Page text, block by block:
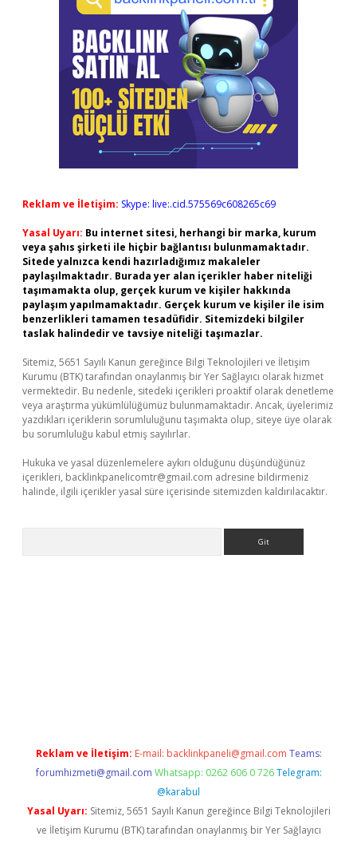
Reklam ve İletişim: Skype: live:.cid.575569c608265c69
Yasal Uyarı: Bu internet sitesi, herhangi bir marka, kurum
veya şahıs şirketi ile hiçbir bağlantısı bulunmamaktadır.
Sitede yalnızca kendi hazırladığımız makaleler
paylaşılmaktadır. Burada yer alan içerikler haber niteliği
taşımamakta olup, gerçek kurum ve kişiler hakkında
paylaşım yapılmamaktadır. Gerçek kurum ve kişiler ile isim
benzerlikleri tamamen tesadüfidir. Sitemizdeki bilgiler
taslak halindedir ve tavsiye niteliği taşımazlar.
Sitemiz, 5651 Sayılı Kanun gereğince Bilgi Teknolojileri ve İletişim
Kurumu (BTK) tarafından onaylanmış bir Yer Sağlayıcı olarak hizmet
vermektedir. Bu nedenle, sitedeki içerikleri proaktif olarak denetleme
veya araştırma yükümlülüğümüz bulunmamaktadır. Ancak, üyelerimiz
yazdıkları içeriklerin sorumluluğunu taşımakta olup, siteye üye olarak
bu sorumluluğu kabul etmiş sayılırlar.
Hukuka ve yasal düzenlemelere aykırı olduğunu düşündüğünüz
içerikleri, backlinkpanelicomtr@gmail.com adresine bildirmeniz
halinde, ilgili içerikler yasal süre içerisinde sitemizden kaldırılacaktır.
Reklam ve İletişim: E-mail: backlinkpaneli@gmail.com Teams:
forumhizmeti@gmail.com Whatsapp: 0262 606 0 726 Telegram:
@karabul
Yasal Uyarı: Sitemiz, 5651 Sayılı Kanun gereğince Bilgi Teknolojileri
ve İletişim Kurumu (BTK) tarafından onaylanmış bir Yer Sağlayıcı